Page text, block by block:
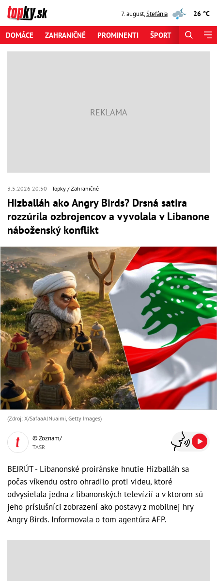
7. august,Štefánia 26 °C
DOMÁCE ZAHRANIČNÉ PROMINENTI ŠPORT
3.5.2026 20:50 Topky Zahraničné
Hizballáh ako Angry Birds? Drsná satira
rozzúrila ozbrojencov a vyvolala v Libanone
náboženský konflikt
(Zdroj: X/SafaaAlNuaimi, Getty Images)
© Zoznam/
TASR
BEJRÚT - Libanonské proiránske hnutie Hizballáh sa
počas víkendu ostro ohradilo proti videu, ktoré
odvysielala jedna z libanonských televízií a v ktorom sú
jeho príslušníci zobrazení ako postavy z mobilnej hry
Angry Birds. Informovala o tom agentúra AFP.